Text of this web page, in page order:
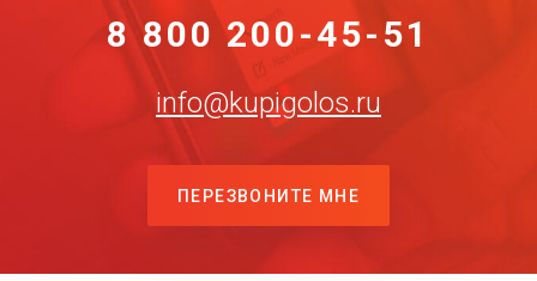
8 800 200-45-51
info@kupigolos.ru
ПЕРЕЗВОНИТЕ МНЕ